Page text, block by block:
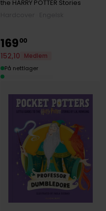
the HARRY POTTER Stories
16900
152,10
Medlem
På nettlager